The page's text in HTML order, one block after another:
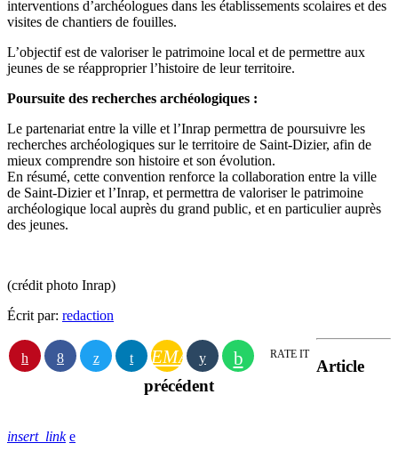
interventions d’archéologues dans les établissements scolaires et des
visites de chantiers de fouilles.
L’objectif est de valoriser le patrimoine local et de permettre aux
jeunes de se réapproprier l’histoire de leur territoire.
Poursuite des recherches archéologiques :
Le partenariat entre la ville et l’Inrap permettra de poursuivre les
recherches archéologiques sur le territoire de Saint-Dizier, afin de
mieux comprendre son histoire et son évolution.
En résumé, cette convention renforce la collaboration entre la ville
de Saint-Dizier et l’Inrap, et permettra de valoriser le patrimoine
archéologique local auprès du grand public, et en particulier auprès
des jeunes.
(crédit photo Inrap)
Écrit par: redaction
EMAIL RATE IT
Article
précédent
insert_link